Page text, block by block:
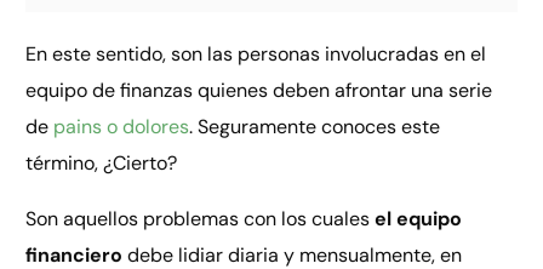
En este sentido, son las personas involucradas en el
equipo de finanzas quienes deben afrontar una serie
de pains o dolores. Seguramente conoces este
término, ¿Cierto?
Son aquellos problemas con los cualesel equipo
financiero debe lidiar diaria y mensualmente, en